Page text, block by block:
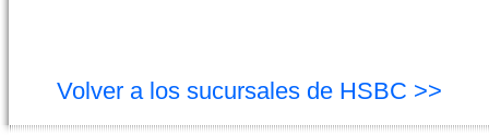
Volver a los sucursales de HSBC >>